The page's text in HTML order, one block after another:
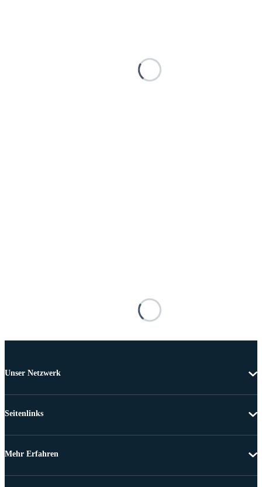
Unser Netzwerk
Seitenlinks
Mehr Erfahren